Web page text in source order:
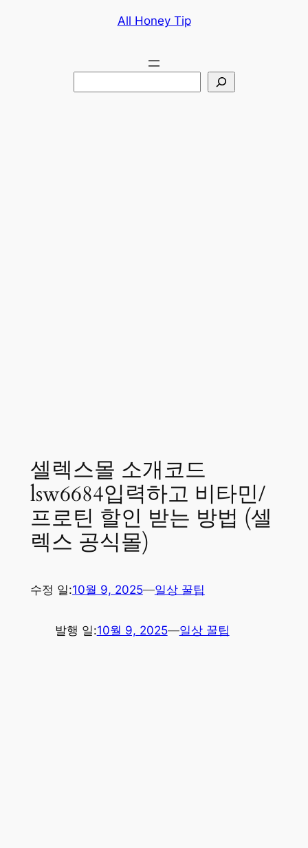
All Honey Tip
셀렉스몰 소개코드
lsw6684입력하고 비타민/
프로틴 할인 받는 방법 (셀
렉스 공식몰)
수정 일:10월 9, 2025—일상 꿀팁
발행 일:10월 9, 2025—일상 꿀팁